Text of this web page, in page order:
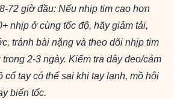
72 giờ đầu: Nếu nhịp tim cao hơn
nhịp ở cùng tốc độ, hãy giảm tải,
tránh bài nặng và theo dõi nhịp tim
2-3 ngày. Kiểm tra dây đeo/cảm
cổ tay có thể sai khi tay lạnh, mồ hôi
biến tốc.